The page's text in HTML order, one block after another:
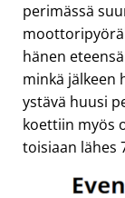
perimässä
hänen
minkä jälkeen
ystävä huusi
koettiin myös
toisiaan lähes